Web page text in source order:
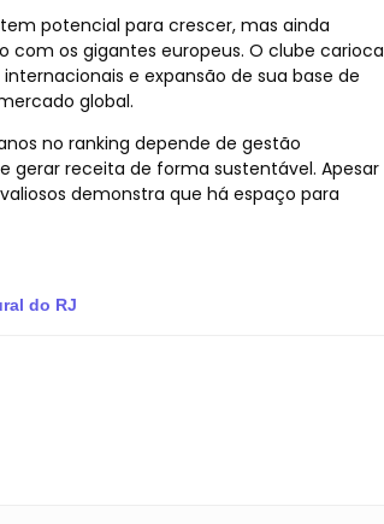
potencial para crescer, mas ainda
os gigantes europeus. O clube carioca
e expansão de sua base de
global.
no ranking depende de gestão
receita de forma sustentável. Apesar
demonstra que há espaço para
do RJ